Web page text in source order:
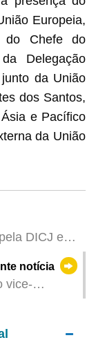
Europeia,
do Chefe do
Delegação
da União
dos Santos,
e Pacífico
da União
DICJ e
Turismo e
ordenado
notícia
vice-